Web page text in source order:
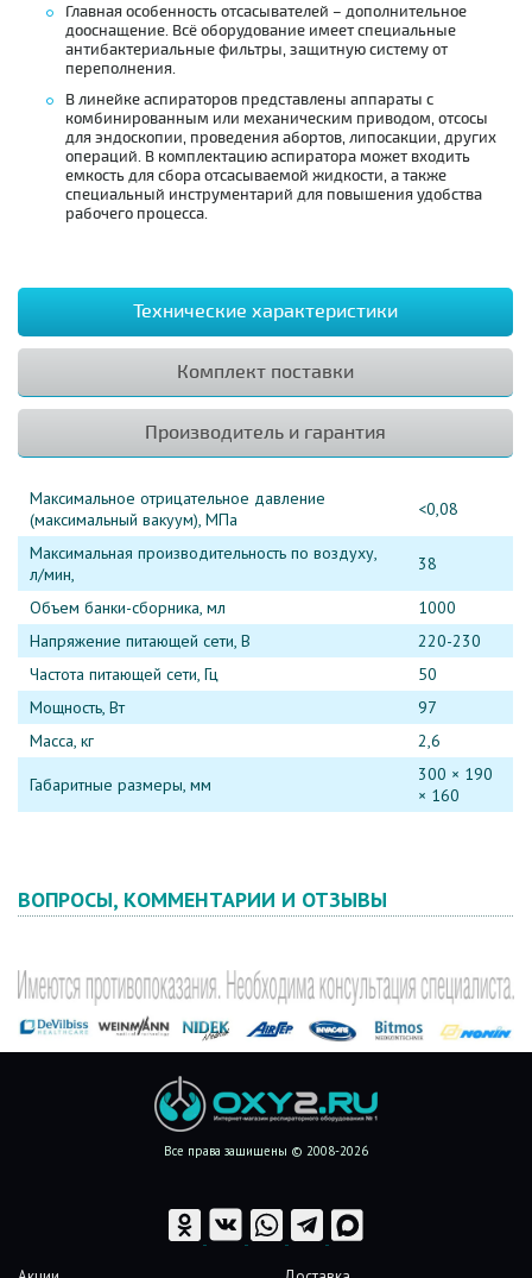
Главная особенность отсасывателей – дополнительное
дооснащение. Всё оборудование имеет специальные
антибактериальные фильтры, защитную систему от
переполнения.
В линейке аспираторов представлены аппараты с
комбинированным или механическим приводом, отсосы
для эндоскопии, проведения абортов, липосакции, других
операций. В комплектацию аспиратора может входить
емкость для сбора отсасываемой жидкости, а также
специальный инструментарий для повышения удобства
рабочего процесса.
Технические характеристики
Комплект поставки
Производитель и гарантия
Максимальное отрицательное давление
(максимальный вакуум), МПа
<0,08
Максимальная производительность по воздуху,
л/мин,
38
Объем банки-сборника, мл
1000
Напряжение питающей сети, В
220-230
Частота питающей сети, Гц
50
Мощность, Вт
97
Масса, кг
2,6
Габаритные размеры, мм
300 × 190
× 160
ВОПРОСЫ, КОММЕНТАРИИ И ОТЗЫВЫ
Все права защищены © 2008-2026